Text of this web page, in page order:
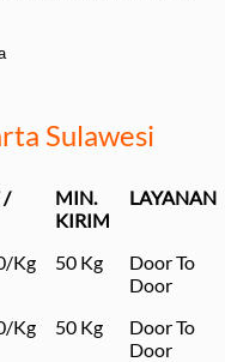
Sulawesi
/
MIN.
KIRIM
LAYANAN
Kg 50 Kg
Door To
Door
Kg 50 Kg
Door To
Door